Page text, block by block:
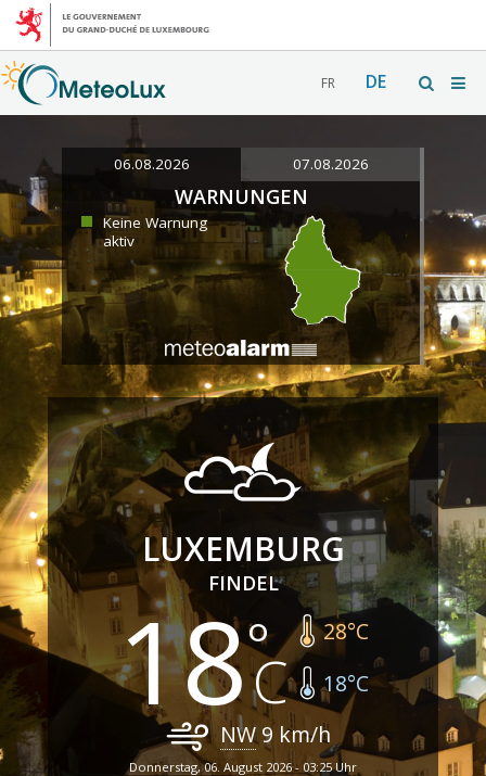
FR DE
06.08.2026 07.08.2026
WARNUNGEN
Keine Warnung
aktiv
LUXEMBURG
FINDEL
18 28°C
18°C
NW9 km/h
Donnerstag, 06. August 2026 - 03:25 Uhr